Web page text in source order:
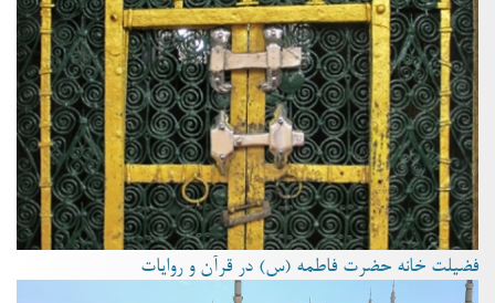
فضیلت خانه حضرت فاطمه (س) در قرآن و روایات